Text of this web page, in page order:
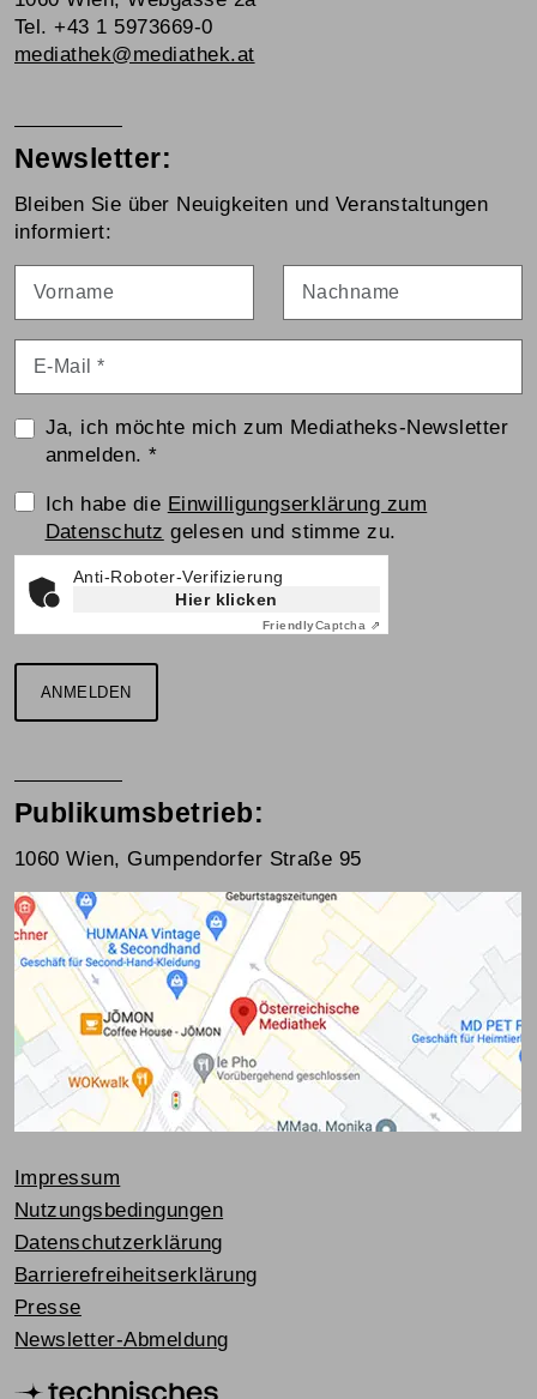
Tel. +43 1 5973669-0
mediathek@mediathek.at
Newsletter:
Bleiben Sie über Neuigkeiten und Veranstaltungen
informiert:
Ja, ich möchte mich zum Mediatheks-Newsletter
anmelden.*
Einwilligungserklärung
Ich habe die Einwilligungserklärung zum
Datenschutz gelesen und stimme zu.
Anti-Roboter-Verifizierung
Hier klicken
FriendlyCaptcha ⇗
ANMELDEN
Publikumsbetrieb:
1060 Wien, Gumpendorfer Straße 95
Impressum
Nutzungsbedingungen
Datenschutzerklärung
Barrierefreiheitserklärung
Presse
Newsletter-Abmeldung